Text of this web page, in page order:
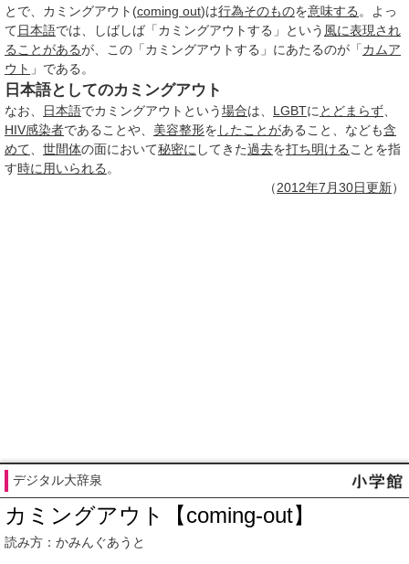
とで、カミングアウト(coming out)は行為そのものを意味する 。よっ
て日本語では、しばしば「カミングアウトする」という 風に表現され
る ことがあるが、この「カミングアウトする」にあたるのが「カムア
ウト 」である。
日本語としてのカミングアウト
なお、 日本語でカミングアウトという場合は、 LGBTに とどまらず
HIV感染者であることや、 美容整形を したことがあること、なども含
めて
世間体の面において秘密に してきた過去を打ち明ける ことを指
す時に 用いられる 。
（2012年7月30日更新）
デジタル大辞泉
カミングアウト【coming-out】
読み方：かみんぐあうと